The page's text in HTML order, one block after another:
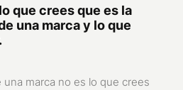
que crees que es la
una marca y lo que
marca no es lo que crees